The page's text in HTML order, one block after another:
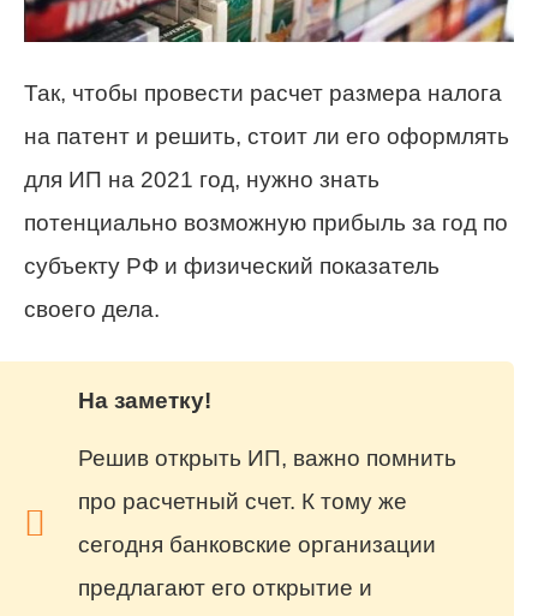
Так, чтобы провести расчет размера налога
на патент и решить, стоит ли его оформлять
для ИП на 2021 год, нужно знать
потенциально возможную прибыль за год по
субъекту РФ и физический показатель
своего дела.
На заметку!
Решив открыть ИП, важно помнить
про расчетный счет. К тому же
сегодня банковские организации
предлагают его открытие и